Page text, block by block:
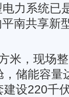
力系统已
南共享新
米，现场
储能容量
设220千